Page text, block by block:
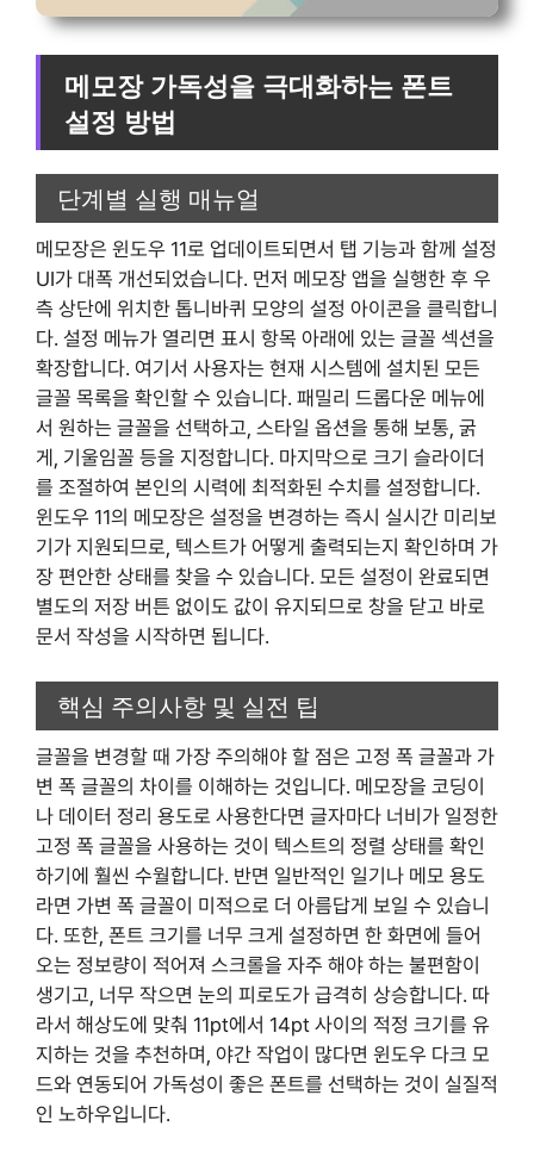
메모장 가독성을 극대화하는 폰트
설정 방법
단계별 실행 매뉴얼
메모장은 윈도우 11로 업데이트되면서 탭 기능과 함께 설정
UI가 대폭 개선되었습니다. 먼저 메모장 앱을 실행한 후 우
측 상단에 위치한 톱니바퀴 모양의 설정 아이콘을 클릭합니
다. 설정 메뉴가 열리면 표시 항목 아래에 있는 글꼴 섹션을
확장합니다. 여기서 사용자는 현재 시스템에 설치된 모든
글꼴 목록을 확인할 수 있습니다. 패밀리 드롭다운 메뉴에
서 원하는 글꼴을 선택하고, 스타일 옵션을 통해 보통, 굵
게, 기울임꼴 등을 지정합니다. 마지막으로 크기 슬라이더
를 조절하여 본인의 시력에 최적화된 수치를 설정합니다.
윈도우 11의 메모장은 설정을 변경하는 즉시 실시간 미리보
기가 지원되므로, 텍스트가 어떻게 출력되는지 확인하며 가
장 편안한 상태를 찾을 수 있습니다. 모든 설정이 완료되면
별도의 저장 버튼 없이도 값이 유지되므로 창을 닫고 바로
문서 작성을 시작하면 됩니다.
핵심 주의사항 및 실전 팁
글꼴을 변경할 때 가장 주의해야 할 점은 고정 폭 글꼴과 가
변 폭 글꼴의 차이를 이해하는 것입니다. 메모장을 코딩이
나 데이터 정리 용도로 사용한다면 글자마다 너비가 일정한
고정 폭 글꼴을 사용하는 것이 텍스트의 정렬 상태를 확인
하기에 훨씬 수월합니다. 반면 일반적인 일기나 메모 용도
라면 가변 폭 글꼴이 미적으로 더 아름답게 보일 수 있습니
다. 또한, 폰트 크기를 너무 크게 설정하면 한 화면에 들어
오는 정보량이 적어져 스크롤을 자주 해야 하는 불편함이
생기고, 너무 작으면 눈의 피로도가 급격히 상승합니다. 따
라서 해상도에 맞춰 11pt에서 14pt 사이의 적정 크기를 유
지하는 것을 추천하며, 야간 작업이 많다면 윈도우 다크 모
드와 연동되어 가독성이 좋은 폰트를 선택하는 것이 실질적
인 노하우입니다.